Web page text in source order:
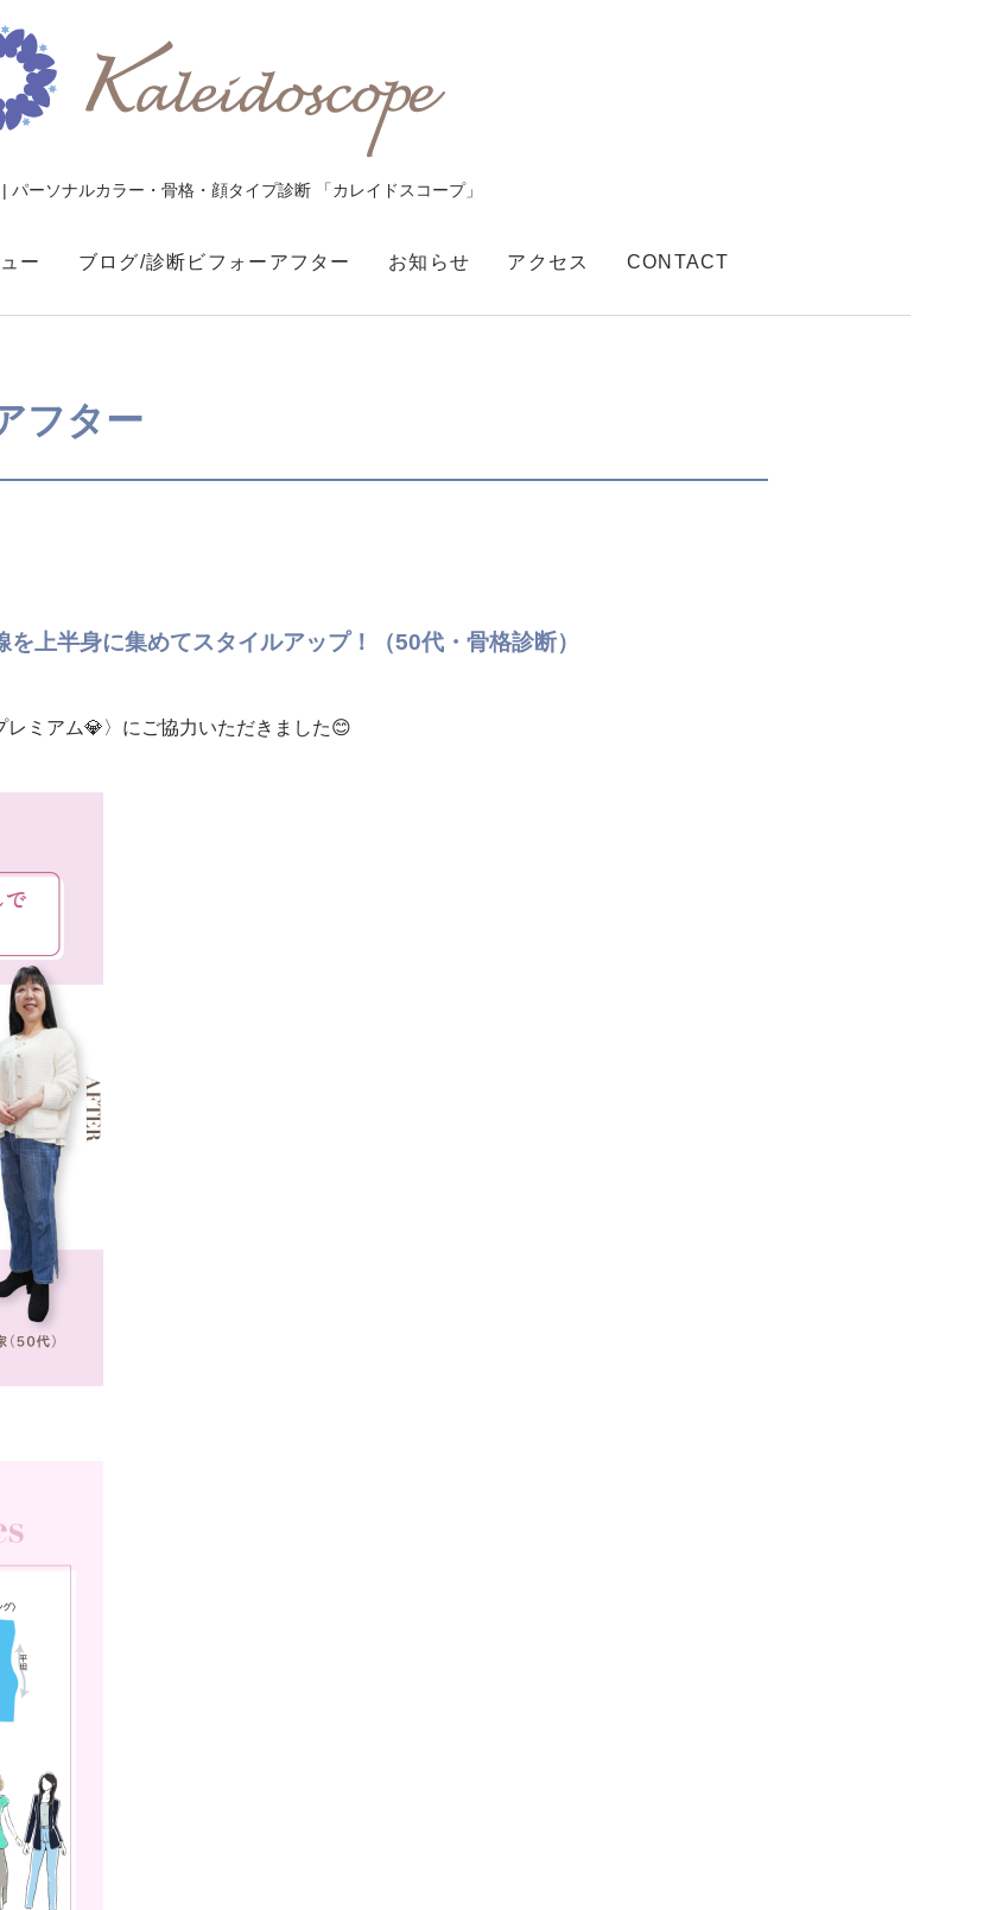
パーソナルカラー・骨格・顔タイプ診断 「カレイドスコープ」
ー ブログ/診断ビフォーアフター お知らせ アクセス CONTACT
フター
上半身に集めてスタイルアップ！（50代・骨格診断）
ミアム💎〉にご協力いただきました😊